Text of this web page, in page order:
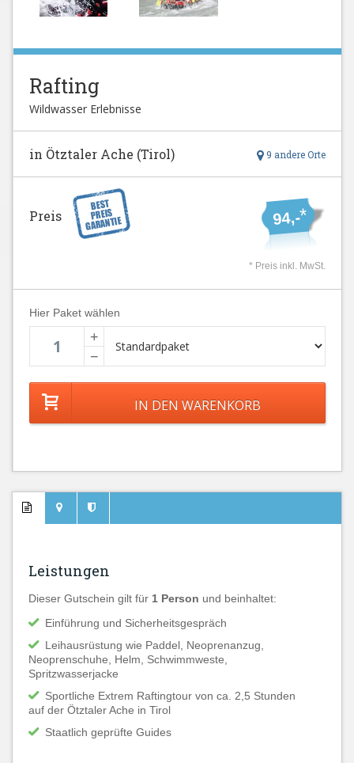
Rafting
Wildwasser Erlebnisse
9 andere Orte
in Ötztaler Ache (Tirol)
94,-*
Preis
* Preis inkl. MwSt.
Hier Paket wählen
+
−
Leistungen
Dieser Gutschein gilt für 1 Person und beinhaltet:
Einführung und Sicherheitsgespräch
Leihausrüstung wie Paddel, Neoprenanzug,
Neoprenschuhe, Helm, Schwimmweste,
Spritzwasserjacke
Sportliche Extrem Raftingtour von ca. 2,5 Stunden
auf der Ötztaler Ache in Tirol
Staatlich geprüfte Guides